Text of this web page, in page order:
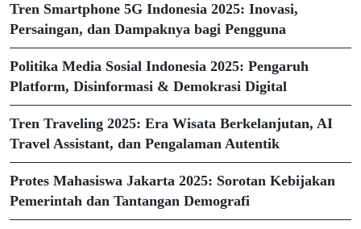
Tren Smartphone 5G Indonesia 2025: Inovasi,
Persaingan, dan Dampaknya bagi Pengguna
Politika Media Sosial Indonesia 2025: Pengaruh
Platform, Disinformasi & Demokrasi Digital
Tren Traveling 2025: Era Wisata Berkelanjutan, AI
Travel Assistant, dan Pengalaman Autentik
Protes Mahasiswa Jakarta 2025: Sorotan Kebijakan
Pemerintah dan Tantangan Demografi